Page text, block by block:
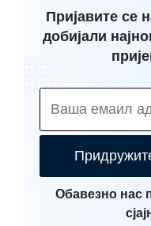
Пријавите се
добијали
Обавезно нас